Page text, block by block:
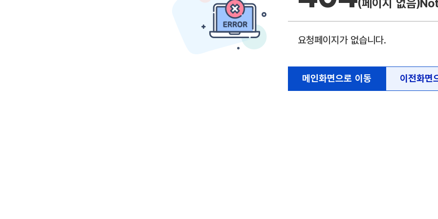
(페이지 없음)
요청페이지가 없습니다.
메인화면으로 이동 이전화면